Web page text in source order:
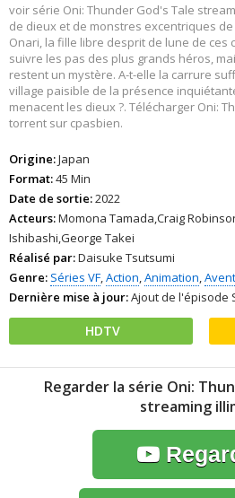
voir série Oni: Thunder God's Tale
de dieux et de monstres excentriques
Onari, la fille libre desprit de lune de ces
suivre les pas des plus grands héros,
restent un mystère. A-t-elle la carrure
village paisible de la présence
menacent les dieux ?. Télécharger Oni:
torrent sur cpasbien.
Origine:Japan
Format:45 Min
Date de sortie:2022
Acteurs:Momona Tamada,Craig
Ishibashi,George Takei
Réalisé par:Daisuke Tsutsumi
Genre: Séries VF,Action,Animation,
Dernière mise à jour:Ajout de l'épisode
HDTV
Regarder la série Oni:
streaming